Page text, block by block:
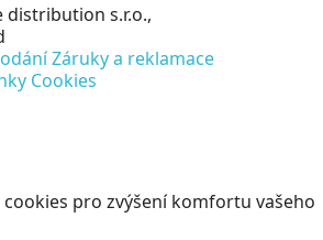
distribution s.r.o.,
Záruky a reklamace
Cookies
pro zvýšení komfortu vašeho